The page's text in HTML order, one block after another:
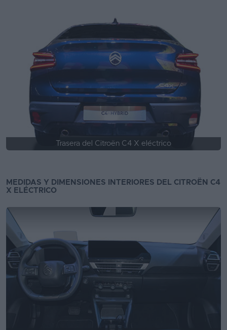
Trasera del Citroën C4 X eléctrico
MEDIDAS Y DIMENSIONES INTERIORES DEL CITROËN C4
X ELÉCTRICO